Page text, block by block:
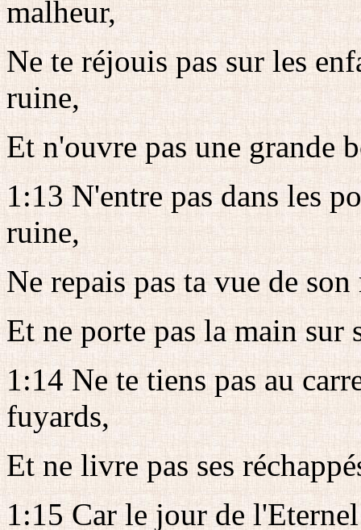
malheur,
Ne te réjouis pas sur les
ruine,
Et n'ouvre pas une grande
1:13 N'entre pas dans les
ruine,
Ne repais pas ta vue de
Et ne porte pas la main sur
1:14 Ne te tiens pas au
fuyards,
Et ne livre pas ses
1:15 Car le jour de